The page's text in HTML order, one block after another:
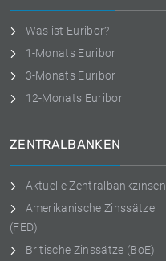
Was ist Euribor?
1-Monats Euribor
3-Monats Euribor
12-Monats Euribor
ZENTRALBANKEN
Aktuelle Zentralbankzinsen
Amerikanische Zinssätze
(FED)
Britische Zinssätze (BoE)